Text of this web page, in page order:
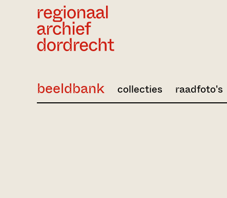
beeldbank collecties raadfoto's